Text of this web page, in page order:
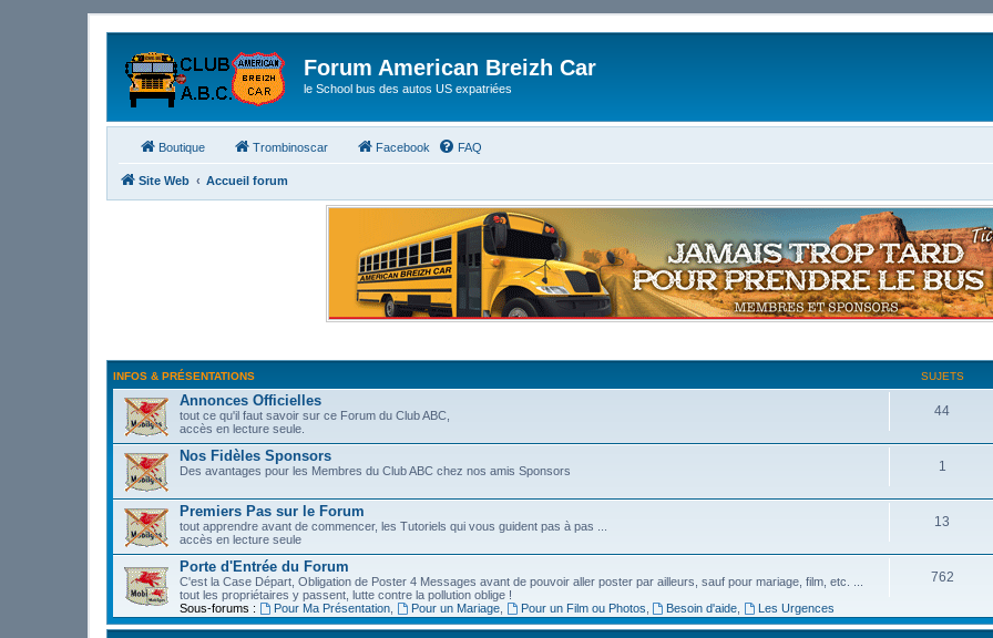
Forum American Breizh Car
le School bus des autos US expatriées
Boutique Trombinoscar Facebook FAQ
Site Web Accueil forum
INFOS & PRÉSENTATIONS SUJETS
Annonces Officielles
tout ce qu'il faut savoir sur ce Forum du Club ABC,
accès en lecture seule.
44
Nos Fidèles Sponsors
Des avantages pour les Membres du Club ABC chez nos amis Sponsors 1
Premiers Pas sur le Forum
tout apprendre avant de commencer, les Tutoriels qui vous guident pas à pas ...
accès en lecture seule
13
Porte d'Entrée du Forum
C'est la Case Départ, Obligation de Poster 4 Messages avant de pouvoir aller poster par ailleurs, sauf pour mariage, film, etc. ...
tout les propriétaires y passent, lutte contre la pollution oblige !
Sous-forums :
Pour Ma Présentation, Pour un Mariage, Pour un Film ou Photos Besoin d'aide Les Urgences
762